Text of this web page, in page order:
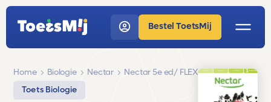
Bestel ToetsMij
Home Biologie Nectar
Nectar 5e ed/ FLEX
Toets Biologie